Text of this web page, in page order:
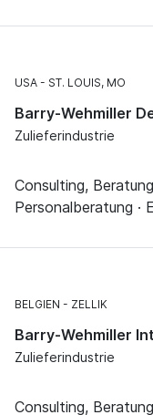
USA ST. LOUIS, MO
Barry-Wehmiller
Zulieferindustrie
Consulting,
Personalberatung ·
BELGIEN ZELLIK
Barry-Wehmiller
Zulieferindustrie
Consulting,